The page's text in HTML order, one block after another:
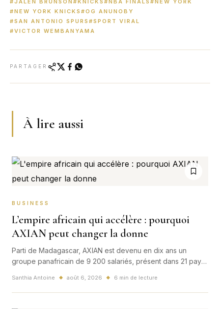
#JALEN BRUNSON #KNICKS #NBA FINALS #NEW YORK
#NEW YORK KNICKS #OG ANUNOBY
#SAN ANTONIO SPURS #SPORT VIRAL
#VICTOR WEMBANYAMA
PARTAGER
À lire aussi
BUSINESS
L’empire africain qui accélère : pourquoi
AXIAN peut changer la donne
Parti de Madagascar, AXIAN est devenu en dix ans un
groupe panafricain de 9 200 salariés, présent dans 21 pays.
d'Hassanein Hiridjee dessine un nouveau modèle de
puissance économique africaine, soutenu par des capitaux
Santhia Antoine ◆ août 6, 2026 ◆ 6 min de lecture